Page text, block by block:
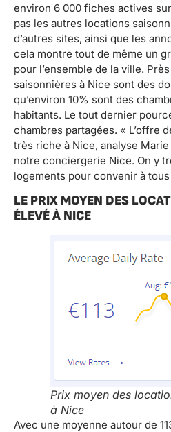
environ 6 000 fiches actives
pas les autres locations
d’autres sites, ainsi que les
cela montre tout de même un
pour l’ensemble de la ville.
saisonnières à Nice sont des
qu’environ 10% sont des
habitants. Le tout dernier
chambres partagées. « L’offre
très riche à Nice, analyse
notre conciergerie Nice. On y
logements pour convenir à
LE PRIX MOYEN DES
ÉLEVÉ À NICE
Prix moyen des
à Nice
Avec une moyenne autour de